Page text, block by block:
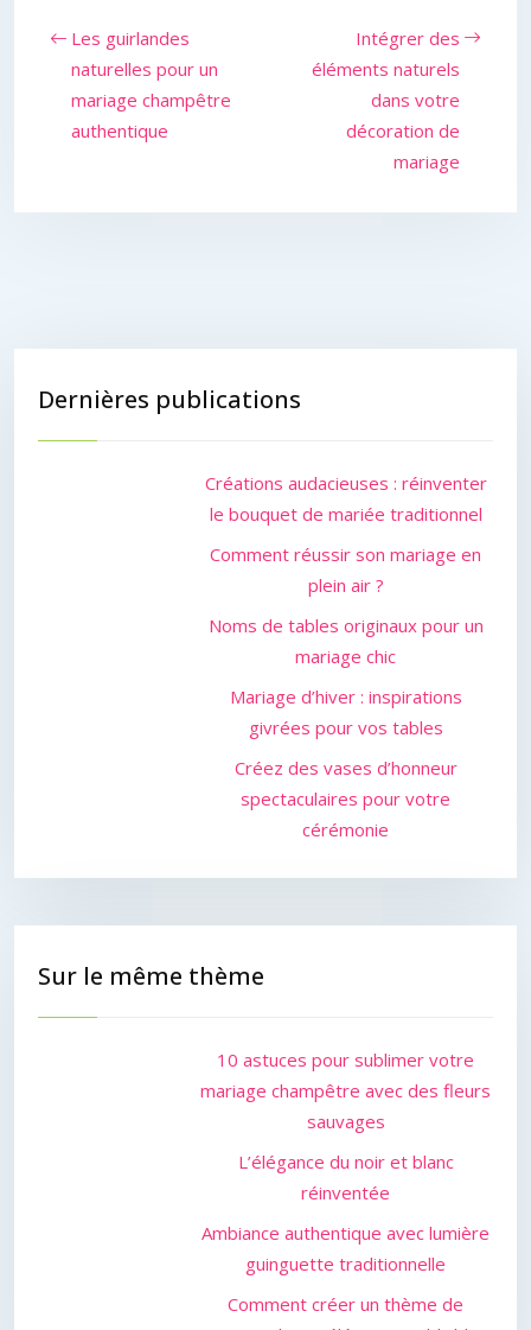
Les guirlandes
naturelles pour un
mariage champêtre
authentique
Intégrer des
éléments naturels
dans votre
décoration de
mariage
Dernières publications
Créations audacieuses : réinventer
le bouquet de mariée traditionnel
Comment réussir son mariage en
plein air ?
Noms de tables originaux pour un
mariage chic
Mariage d’hiver : inspirations
givrées pour vos tables
Créez des vases d’honneur
spectaculaires pour votre
cérémonie
Sur le même thème
10 astuces pour sublimer votre
mariage champêtre avec des fleurs
sauvages
L’élégance du noir et blanc
réinventée
Ambiance authentique avec lumière
guinguette traditionnelle
Comment créer un thème de